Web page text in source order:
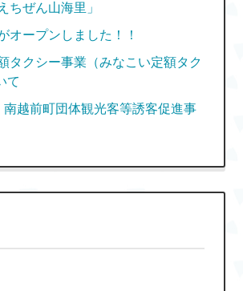
ちぜん山海里」
オープンしました！！
タクシー事業（みなこい定額タク
て
越前町団体観光客等誘客促進事